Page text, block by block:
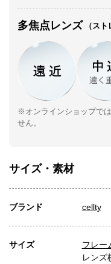
多焦点レンズ （ス
※オンラインショップで
せん。
サイズ・素材
ブランド cellty
サイズ
フレー
レンズ